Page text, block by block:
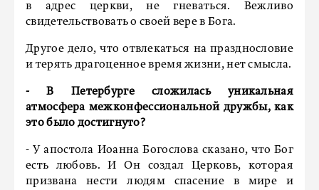
в адрес церкви, не гневаться. Вежливо
свидетельствовать о своей вере в Бога.
Другое дело, что отвлекаться на празднословие
и терять драгоценное время жизни, нет смысла.
- В Петербурге сложилась уникальная
атмосфера межконфессиональной дружбы, как
это было достигнуто?
- У апостола Иоанна Богослова сказано, что Бог
есть любовь. И Он создал Церковь, которая
призвана нести людям спасение в мире и